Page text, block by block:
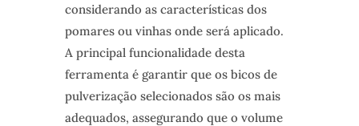
considerando as características dos
pomares ou vinhas onde será aplicado.
A principal funcionalidade desta
ferramenta é garantir que os bicos de
pulverização selecionados são os mais
adequados, assegurando que o volume